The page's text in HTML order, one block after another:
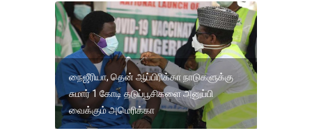
நைஜீரியா, தென் ஆப்பிரிக்கா நாடுகளுக்கு
சுமார் 1 கோடி தடுப்பூசிகளை அனுப்பி
வைக்கும் அமெரிக்கா